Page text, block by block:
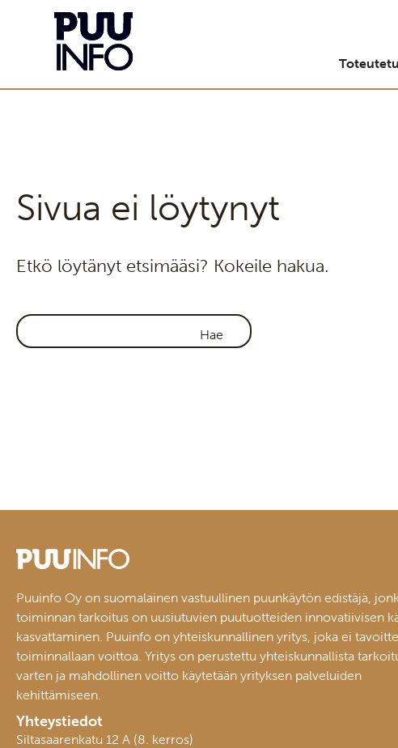
Sivua ei löytynyt
Etkö löytänyt etsimääsi? Kokeile hakua.
Puuinfo Oy on suomalainen vastuullinen puunkäytön edistäjä,
toiminnan tarkoitus on uusiutuvien puutuotteiden innovatiivisen
kasvattaminen. Puuinfo on yhteiskunnallinen yritys, joka ei
toiminnallaan voittoa. Yritys on perustettu yhteiskunnallista
varten ja mahdollinen voitto käytetään yrityksen palveluiden
kehittämiseen.
Yhteystiedot
Siltasaarenkatu 12 A (8. kerros)